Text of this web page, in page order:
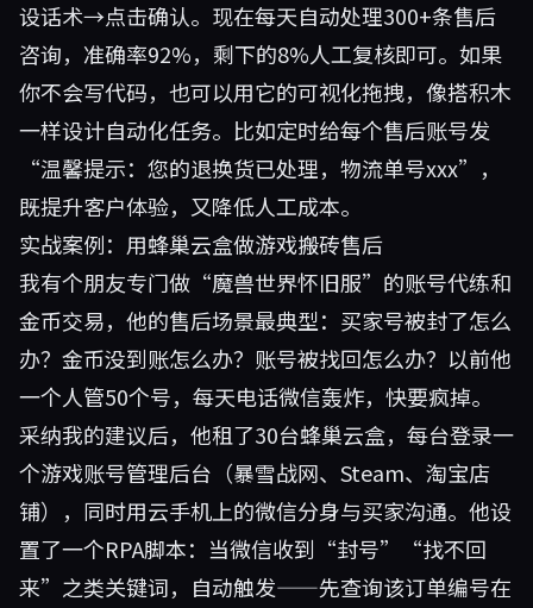
设话术→点击确认。现在每天自动处理300+条售后
咨询，准确率92%，剩下的8%人工复核即可。如果
你不会写代码，也可以用它的可视化拖拽，像搭积木
一样设计自动化任务。比如定时给每个售后账号发
“温馨提示：您的退换货已处理，物流单号xxx”，
既提升客户体验，又降低人工成本。
实战案例：用蜂巢云盒做游戏搬砖售后
我有个朋友专门做“魔兽世界怀旧服”的账号代练和
金币交易，他的售后场景最典型：买家号被封了怎么
办？金币没到账怎么办？账号被找回怎么办？以前他
一个人管50个号，每天电话微信轰炸，快要疯掉。
采纳我的建议后，他租了30台蜂巢云盒，每台登录一
个游戏账号管理后台（暴雪战网、Steam、淘宝店
铺），同时用云手机上的微信分身与买家沟通。他设
置了一个RPA脚本：当微信收到“封号”“找不回
来”之类关键词，自动触发——先查询该订单编号在